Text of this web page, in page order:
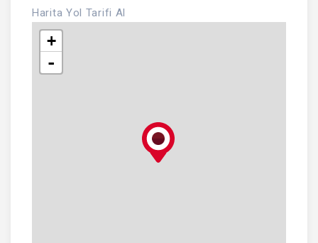
Harita Yol Tarifi Al
+
-